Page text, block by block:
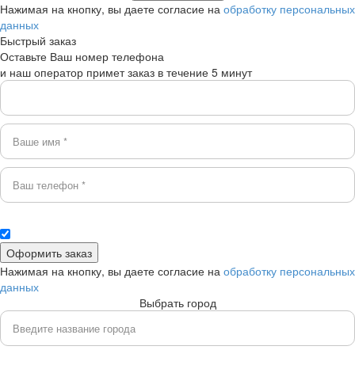
Нажимая на кнопку, вы даете согласие на обработку персональных
данных
Быстрый заказ
Оставьте Ваш номер телефона
и наш оператор примет заказ в течение 5 минут
Нажимая на кнопку, вы даете согласие на обработку персональных
данных
Выбрать город